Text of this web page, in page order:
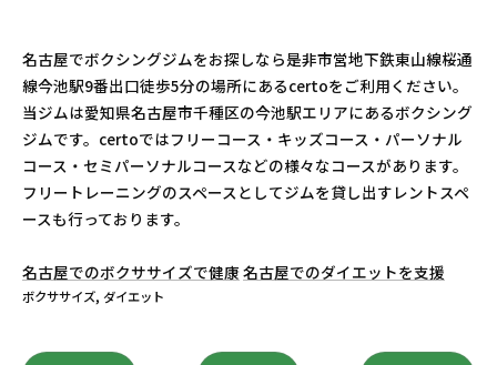
名古屋でボクシングジムをお探しなら是非市営地下鉄東山線桜通
線今池駅9番出口徒歩5分の場所にあるcertoをご利用ください。
当ジムは愛知県名古屋市千種区の今池駅エリアにあるボクシング
ジムです。certoではフリーコース・キッズコース・パーソナル
コース・セミパーソナルコースなどの様々なコースがあります。
フリートレーニングのスペースとしてジムを貸し出すレントスペ
ースも行っております。
名古屋でのボクササイズで健康名古屋でのダイエットを支援
ボクササイズ ダイエット